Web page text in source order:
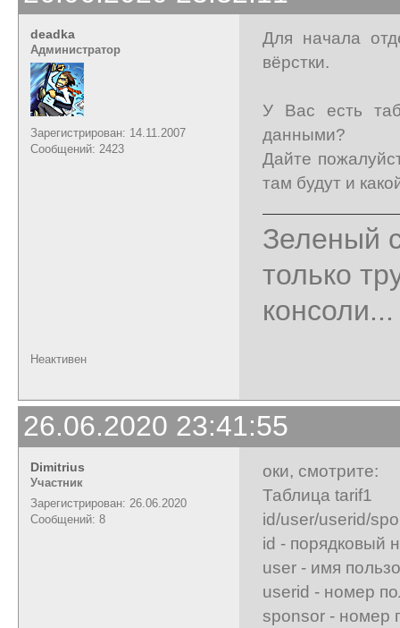
deadka
Администратор
Зарегистрирован: 14.11.2007
Сообщений: 2423
Для начала
вёрстки.
У Вас есть
данными?
Дайте
там будут и
Зеленый
только
консоли...
Неактивен
26.06.2020 23:41:55
Dimitrius
Участник
Зарегистрирован: 26.06.2020
Сообщений: 8
оки, смотрите:
Таблица tarif1
id/user/userid/
id - порядковый
user - имя
userid - номер
sponsor - номер